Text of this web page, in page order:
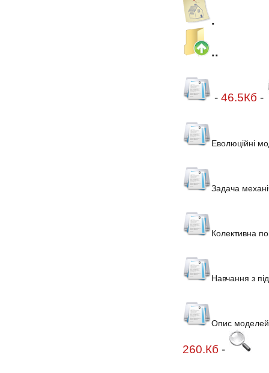
.
..
- 46.5Кб -
Еволюційні
Задача
Колективна
Навчання з
Опис моделей
260.Кб -